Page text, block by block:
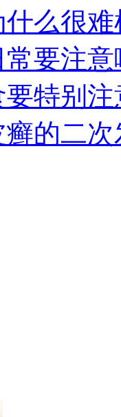
么很难
要注
特别
的二次